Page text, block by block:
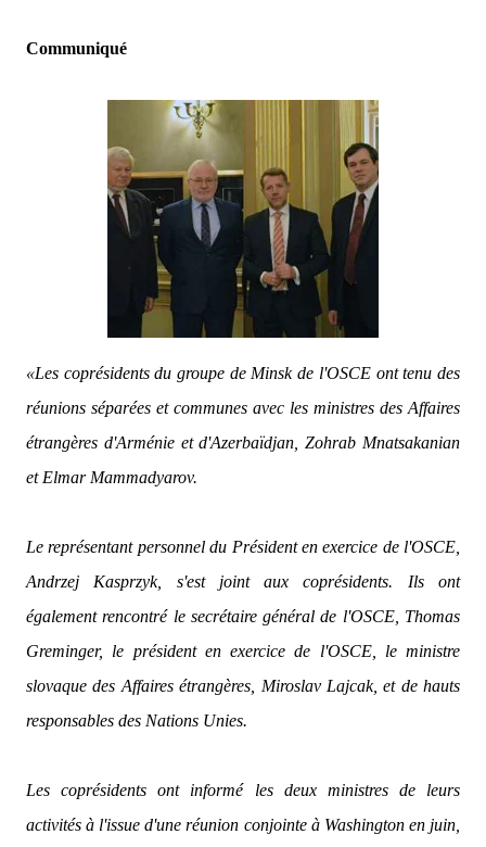
Communiqué
«Les coprésidents du groupe de Minsk de l'OSCE onttenu des
réunions séparées et communes avec les ministres des Affaires
étrangères d'Arménie et d'Azerbaïdjan, Zohrab Mnatsakanian
et Elmar Mammadyarov.
Le représentant personnel du Président en exercice de l'OSCE,
Andrzej Kasprzyk, s'est joint aux coprésidents. Ils ont
également rencontré le secrétaire général de l'OSCE, Thomas
Greminger, le président en exercice de l'OSCE, le ministre
slovaque des Affaires étrangères, Miroslav Lajcak, et de hauts
responsables des Nations Unies.
Les coprésidents ont informé les deux ministres de leurs
activités à l'issue d'une réunion conjointe à Washington en juin,